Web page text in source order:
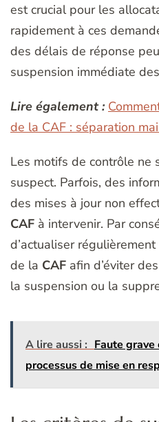
est crucial pour les
rapidement à ces
des délais de réponse
suspension immédiate
Lire également :
de la CAF : séparation
Les motifs de contrôle ne
suspect. Parfois, des
des mises à jour non
CAF à intervenir. Par
d’actualiser
de la CAF afin d’éviter
la suspension ou la
A lire aussi : Faute
processus de mise en